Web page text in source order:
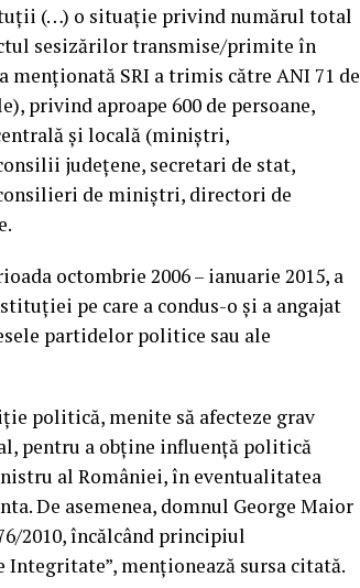
(…) o situaţie privind numărul total
sesizărilor transmise/primite în
menţionată SRI a trimis către ANI 71 de
privind aproape 600 de persoane,
şi locală (miniştri,
judeţene, secretari de stat,
de miniştri, directori de
octombrie 2006 – ianuarie 2015, a
pe care a condus-o şi a angajat
partidelor politice sau ale
politică, menite să afecteze grav
pentru a obţine influenţă politică
al României, în eventualitatea
De asemenea, domnul George Maior
2010, încălcând principiul
menţionează sursa citată.